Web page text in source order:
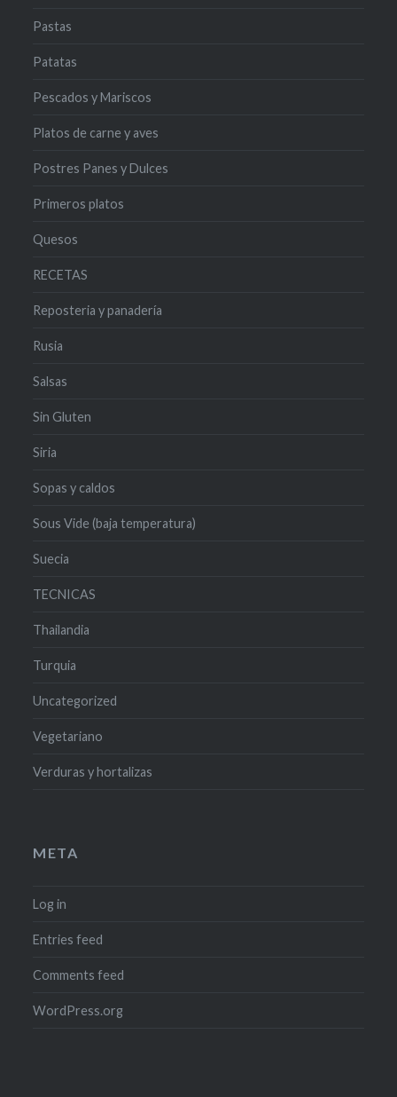
Pastas
Patatas
Pescados y Mariscos
Platos de carne y aves
Postres Panes y Dulces
Primeros platos
Quesos
RECETAS
Reposteria y panadería
Rusia
Salsas
Sin Gluten
Siria
Sopas y caldos
Sous Vide (baja temperatura)
Suecia
TECNICAS
Thailandia
Turquia
Uncategorized
Vegetariano
Verduras y hortalizas
META
Log in
Entries feed
Comments feed
WordPress.org